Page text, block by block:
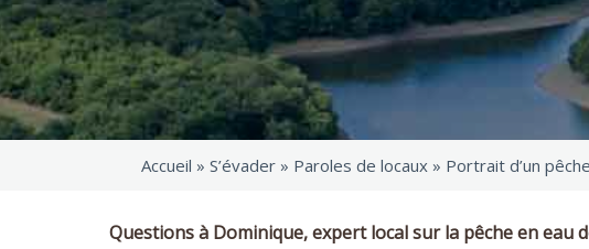
Accueil » S’évader » Paroles de locaux » Portrait d’un
Questions à Dominique, expert local sur la pêche en eau